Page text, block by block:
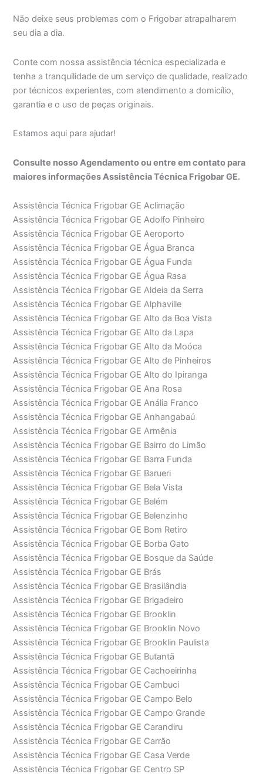
Não deixe seus problemas com o Frigobar atrapalharem
seu dia a dia.
Conte com nossa assistência técnica especializada e
tenha a tranquilidade de um serviço de qualidade, realizado
por técnicos experientes, com atendimento a domicílio,
garantia e o uso de peças originais.
Estamos aqui para ajudar!
Consulte nosso Agendamento ou entre em contato para
maiores informações Assistência Técnica Frigobar GE.
Assistência Técnica Frigobar GE Aclimação
Assistência Técnica Frigobar GE Adolfo Pinheiro
Assistência Técnica Frigobar GE Aeroporto
Assistência Técnica Frigobar GE Água Branca
Assistência Técnica Frigobar GE Água Funda
Assistência Técnica Frigobar GE Água Rasa
Assistência Técnica Frigobar GE Aldeia da Serra
Assistência Técnica Frigobar GE Alphaville
Assistência Técnica Frigobar GE Alto da Boa Vista
Assistência Técnica Frigobar GE Alto da Lapa
Assistência Técnica Frigobar GE Alto da Moóca
Assistência Técnica Frigobar GE Alto de Pinheiros
Assistência Técnica Frigobar GE Alto do Ipiranga
Assistência Técnica Frigobar GE Ana Rosa
Assistência Técnica Frigobar GE Anália Franco
Assistência Técnica Frigobar GE Anhangabaú
Assistência Técnica Frigobar GE Armênia
Assistência Técnica Frigobar GE Bairro do Limão
Assistência Técnica Frigobar GE Barra Funda
Assistência Técnica Frigobar GE Barueri
Assistência Técnica Frigobar GE Bela Vista
Assistência Técnica Frigobar GE Belém
Assistência Técnica Frigobar GE Belenzinho
Assistência Técnica Frigobar GE Bom Retiro
Assistência Técnica Frigobar GE Borba Gato
Assistência Técnica Frigobar GE Bosque da Saúde
Assistência Técnica Frigobar GE Brás
Assistência Técnica Frigobar GE Brasilândia
Assistência Técnica Frigobar GE Brigadeiro
Assistência Técnica Frigobar GE Brooklin
Assistência Técnica Frigobar GE Brooklin Novo
Assistência Técnica Frigobar GE Brooklin Paulista
Assistência Técnica Frigobar GE Butantã
Assistência Técnica Frigobar GE Cachoeirinha
Assistência Técnica Frigobar GE Cambuci
Assistência Técnica Frigobar GE Campo Belo
Assistência Técnica Frigobar GE Campo Grande
Assistência Técnica Frigobar GE Carandiru
Assistência Técnica Frigobar GE Carrão
Assistência Técnica Frigobar GE Casa Verde
Assistência Técnica Frigobar GE Centro SP